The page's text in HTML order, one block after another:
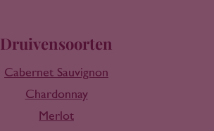
Druivensoorten
Cabernet Sauvignon
Chardonnay
Merlot